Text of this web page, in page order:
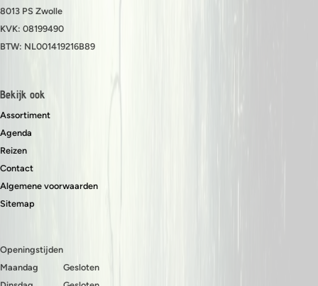
8013 PS Zwolle
KVK: 08199490
BTW: NL001419216B89
Bekijk ook
Assortiment
Agenda
Reizen
Contact
Algemene voorwaarden
Sitemap
Openingstijden
Maandag
Gesloten